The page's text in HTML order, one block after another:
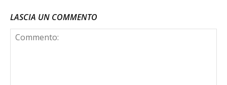
LASCIA UN COMMENTO